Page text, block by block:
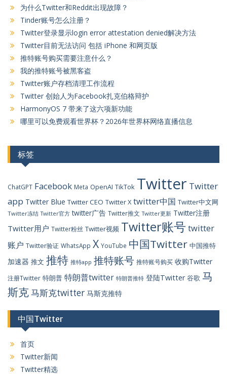
为什么Twitter和Reddit出现故障？
Tinder账号怎么注册？
Twitter登录显示login error attestation denied解决方法
Twitter目前无法访问 包括 iPhone 和网页版
推特账号购买需要注意什么？
我的推特账号被黑客盗
Twitter账户存档清理工作流程
Twitter 创始人为Facebook扎克伯格辩护
HarmonyOS 7 带来了这六项新功能
哪里可以免费观看世界杯？2026年世界杯网络直播信息
标签
ChatGPT Facebook Meta OpenAI TikTok Twitter Twitter
app Twitter Blue Twitter CEO Twitter X twitter中国 Twitter中文网
Twitter冻结 Twitter官方 twitter广告 Twitter推文 Twitter更新 Twitter注册
Twitter用户 Twitter粉丝 Twitter视频 Twitter账号 twitter
账户 Twitter验证 WhatsApp X YouTube 中国Twitter 中国推特
加速器 推文 推特 推特app 推特账号 推特账号购买 收购Twitter
注册Twitter 特朗普 特朗普twitter 特朗普推特 登陆Twitter 谷歌 马
斯克马斯克twitter 马斯克推特
中国Twitter
首页
Twitter新闻
Twitter精选